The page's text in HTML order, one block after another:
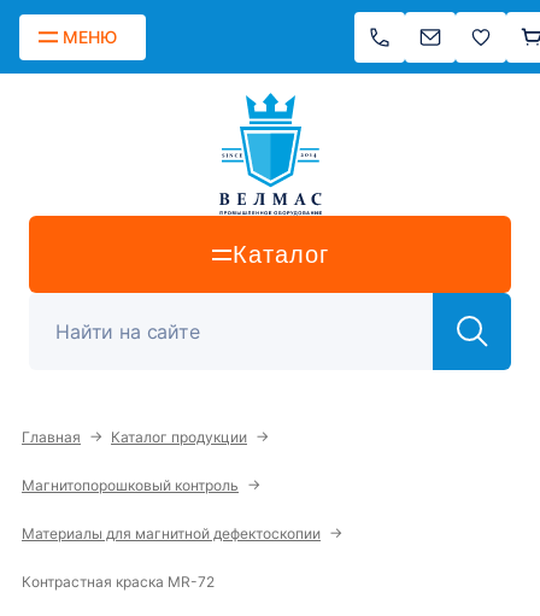
МЕНЮ
Каталог
Главная → Каталог продукции →
Магнитопорошковый контроль →
Материалы для магнитной дефектоскопии →
Контрастная краска MR-72